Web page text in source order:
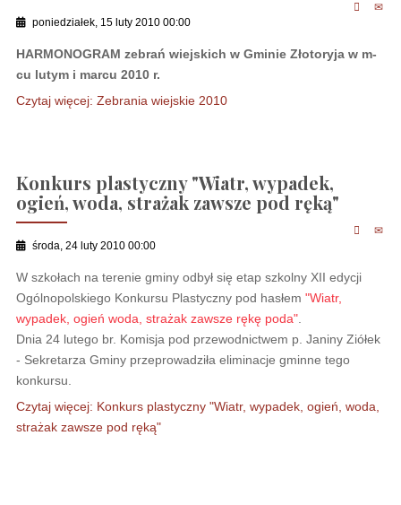
poniedziałek, 15 luty 2010 00:00
HARMONOGRAM zebrań wiejskich w Gminie Złotoryja w m-
cu lutym i marcu 2010 r.
Czytaj więcej: Zebrania wiejskie 2010
Konkurs plastyczny "Wiatr, wypadek,
ogień, woda, strażak zawsze pod ręką"
środa, 24 luty 2010 00:00
W szkołach na terenie gminy odbył się etap szkolny XII edycji
Ogólnopolskiego Konkursu Plastyczny pod hasłem "Wiatr,
wypadek, ogień woda, strażak zawsze rękę poda".
Dnia 24 lutego br. Komisja pod przewodnictwem p. Janiny Ziółek
- Sekretarza Gminy przeprowadziła eliminacje gminne tego
konkursu.
Czytaj więcej: Konkurs plastyczny "Wiatr, wypadek, ogień, woda,
strażak zawsze pod ręką"